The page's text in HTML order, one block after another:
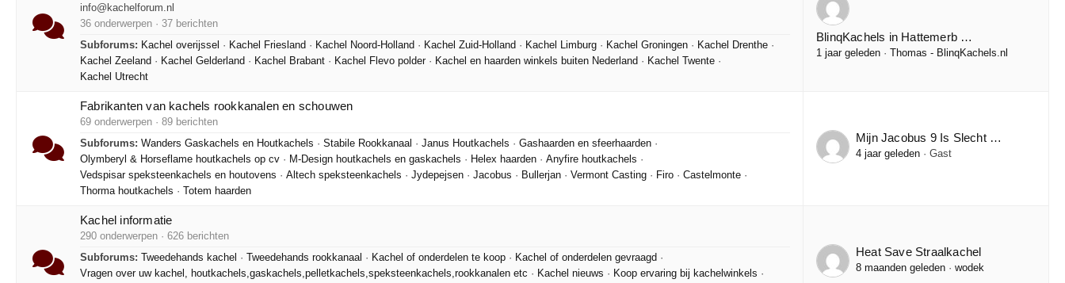
info@kachelforum.nl
36 onderwerpen · 37 berichten
Subforums: Kachel overijssel · Kachel Friesland · Kachel Noord-Holland · Kachel Zuid-Holland · Kachel Limburg · Kachel Groningen · Kachel Drenthe ·
Kachel Zeeland · Kachel Gelderland · Kachel Brabant · Kachel Flevo polder· Kachel en haarden winkels buiten Nederland · Kachel Twente ·
Kachel Utrecht
BlinqKachels in Hattemerb …
1 jaar geleden · Thomas - BlinqKachels.nl
Fabrikanten van kachels rookkanalen en schouwen
69 onderwerpen · 89 berichten
Subforums: Wanders Gaskachels en Houtkachels · Stabile Rookkanaal · Janus Houtkachels · Gashaarden en sfeerhaarden ·
Olymberyl & Horseflame houtkachels op cv · M-Design houtkachels en gaskachels · Helex haarden · Anyfire houtkachels ·
Vedspisar speksteenkachels en houtovens · Altech speksteenkachels · Jydepejsen · Jacobus · Bullerjan · Vermont Casting · Firo · Castelmonte ·
Thorma houtkachels · Totem haarden
Mijn Jacobus 9 Is Slecht …
4 jaar geleden · Gast
Kachel informatie
290 onderwerpen · 626 berichten
Subforums:
Tweedehands kachel · Tweedehands rookkanaal · Kachel of onderdelen te koop · Kachel of onderdelen gevraagd ·
Vragen over uw kachel, houtkachels,gaskachels,pelletkachels,speksteenkachels,rookkanalen etc · Kachel nieuws · Koop ervaring bij kachelwinkels ·
Heat Save Straalkachel
8 maanden geleden · wodek